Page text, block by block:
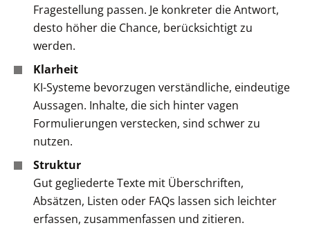
Fragestellung passen. Je konkreter die Antwort,
desto höher die Chance, berücksichtigt zu
werden.
Klarheit
KI-Systeme bevorzugen verständliche, eindeutige
Aussagen. Inhalte, die sich hinter vagen
Formulierungen verstecken, sind schwer zu
nutzen.
Struktur
Gut gegliederte Texte mit Überschriften,
Absätzen, Listen oder FAQs lassen sich leichter
erfassen, zusammenfassen und zitieren.